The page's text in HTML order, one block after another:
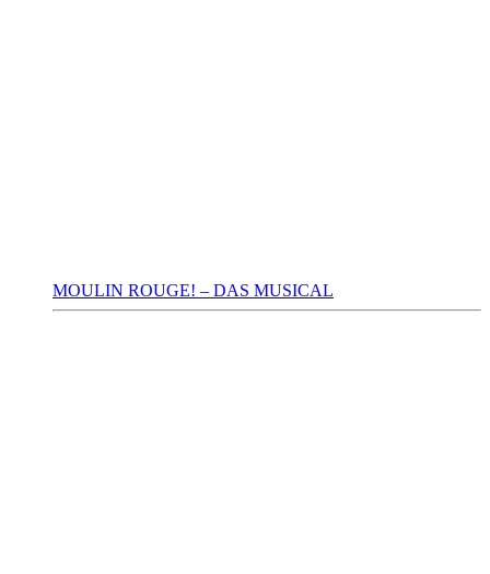
MOULIN ROUGE! – DAS MUSICAL